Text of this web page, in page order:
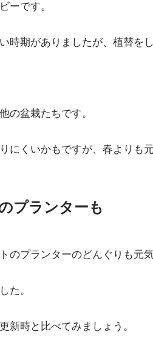
ーです。
時期がありましたが、植替を
の盆栽たちです。
にくいかもですが、春よりも
プランターも
のプランターのどんぐりも元気
た。
新時と比べてみましょう。